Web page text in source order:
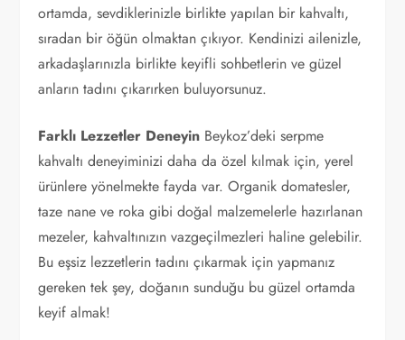
ortamda, sevdiklerinizle birlikte yapılan bir kahvaltı,
sıradan bir öğün olmaktan çıkıyor. Kendinizi ailenizle,
arkadaşlarınızla birlikte keyifli sohbetlerin ve güzel
anların tadını çıkarırken buluyorsunuz.
Farklı Lezzetler Deneyin Beykoz’deki serpme
kahvaltı deneyiminizi daha da özel kılmak için, yerel
ürünlere yönelmekte fayda var. Organik domatesler,
taze nane ve roka gibi doğal malzemelerle hazırlanan
mezeler, kahvaltınızın vazgeçilmezleri haline gelebilir.
Bu eşsiz lezzetlerin tadını çıkarmak için yapmanız
gereken tek şey, doğanın sunduğu bu güzel ortamda
keyif almak!